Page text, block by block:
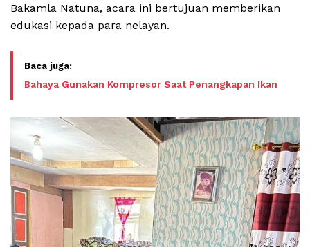
Bakamla Natuna, acara ini bertujuan memberikan
edukasi kepada para nelayan.
Bahaya Gunakan Kompresor Saat Penangkapan Ikan